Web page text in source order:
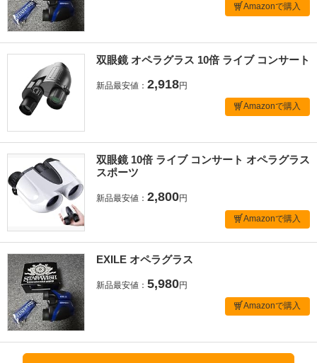
Amazonで購入
双眼鏡 オペラグラス 10倍 ライブ コンサート
新品最安値： 2,918円
Amazonで購入
双眼鏡 10倍 ライブ コンサート オペラグラス
スポーツ
新品最安値： 2,800円
Amazonで購入
EXILE オペラグラス
新品最安値： 5,980円
Amazonで購入